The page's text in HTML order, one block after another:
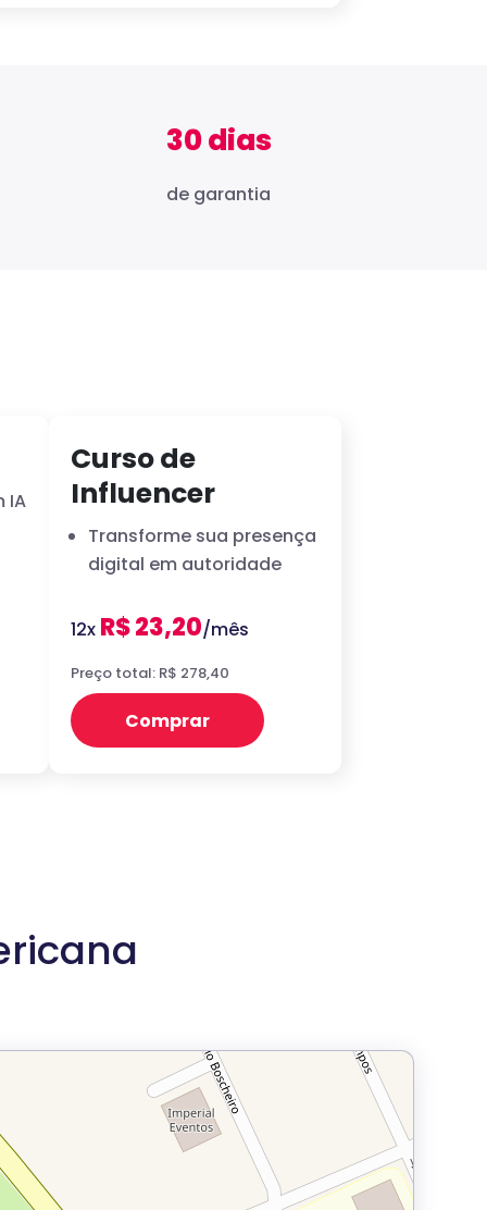
30 dias
de garantia
IA
Curso de
Influencer
Transforme sua presença
digital em autoridade
12x R$ 23,20/mês
Preço total: R$ 278,40
Comprar